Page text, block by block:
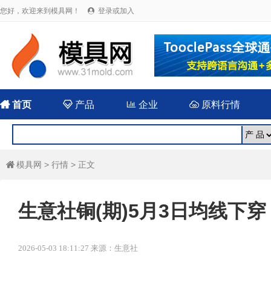
您好，欢迎来到模具网！  登录或加入
首页  产品 企业 原料行情
 模具网 > 行情 > 正文
生意社铜(期)5月3日均线下
2026-05-03 18:11:27 来源：生意社